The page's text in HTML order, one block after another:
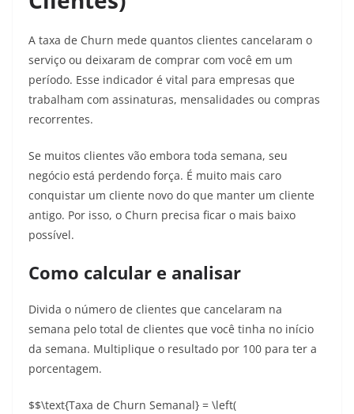
A taxa de Churn mede quantos clientes cancelaram o
serviço ou deixaram de comprar com você em um
período. Esse indicador é vital para empresas que
trabalham com assinaturas, mensalidades ou compras
recorrentes.
Se muitos clientes vão embora toda semana, seu
negócio está perdendo força. É muito mais caro
conquistar um cliente novo do que manter um cliente
antigo. Por isso, o Churn precisa ficar o mais baixo
possível.
Como calcular e analisar
Divida o número de clientes que cancelaram na
semana pelo total de clientes que você tinha no início
da semana. Multiplique o resultado por 100 para ter a
porcentagem.
$$\text{Taxa de Churn Semanal} = \left(